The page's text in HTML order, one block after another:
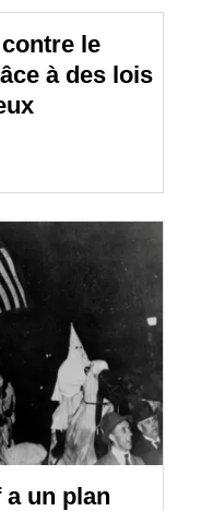
le
à des lois
un plan